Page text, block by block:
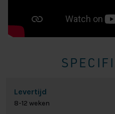
Levertijd
8-12 weken